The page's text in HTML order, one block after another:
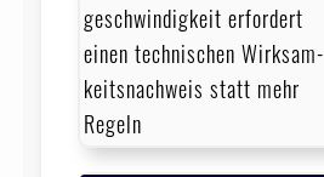
geschwindigkeit erfordert
einen technischen Wirksam­
keits­nachweis statt mehr
Regeln